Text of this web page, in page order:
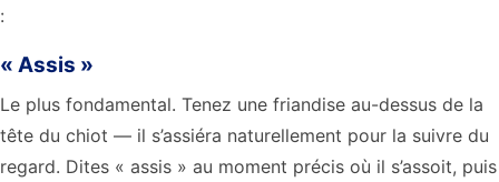
:
« Assis »
Le plus fondamental. Tenez une friandise au-dessus de la
tête du chiot — il s’assiéra naturellement pour la suivre du
regard. Dites « assis » au moment précis où il s’assoit, puis